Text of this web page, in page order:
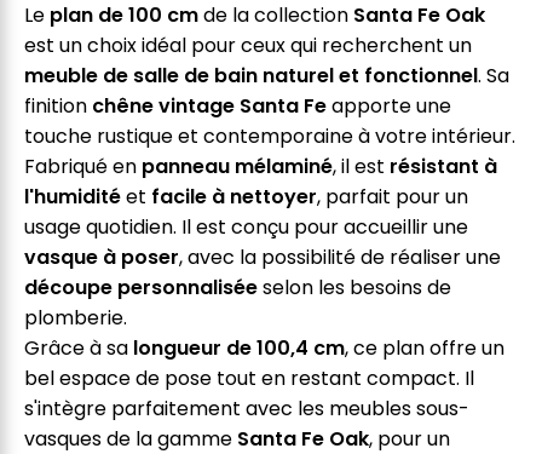
Le plan de 100 cmde la collection Santa Fe Oak
est un choix idéal pour ceux qui recherchent un
meuble de salle de bain naturel et fonctionnel. Sa
finition chêne vintage Santa Feapporte une
touche rustique et contemporaine à votre intérieur.
Fabriqué en panneau mélaminé, il est résistant à
l'humiditéet facile à nettoyer, parfait pour un
usage quotidien. Il est conçu pour accueillir une
vasque à poser, avec la possibilité de réaliser une
découpe personnaliséeselon les besoins de
plomberie.
Grâce à sa longueur de 100,4 cm, ce plan offre un
bel espace de pose tout en restant compact. Il
s'intègre parfaitement avec les meubles sous-
vasques de la gamme Santa Fe Oak, pour un